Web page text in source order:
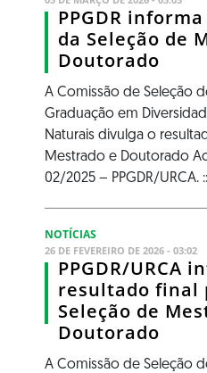
PPGDR
da Seleção de
Doutorado
A Comissão de Seleção
Graduação em
Naturais divulga o
Mestrado e Doutorado
02/2025 – PPGDR/URCA.
NOTÍCIAS
26 DE FEVEREIRO DE 2026 - 03:02
PPGDR/URCA
resultado final
Seleção de
Doutorado
A Comissão de Seleção